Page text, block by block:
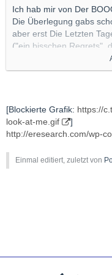
Ich hab mir von Der
Die Überlegung gabs
aber erst Die Letzten
("ein bisschen Regrets",
http://www.wallstreet-
fintech-group-
[Blockierte Grafik: https://
look-at-me.gif
]
http://eresearch.com/wp-
Einmal editiert, zuletzt von